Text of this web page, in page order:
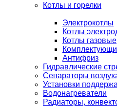
Котлы и горелки
Электрокотлы
Котлы
Котлы газовые
Антифриз
Гидравлические
Сепараторы
Установки
Водонагреватели
Радиаторы,